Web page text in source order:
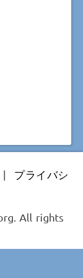
|
プライバシ
All rights